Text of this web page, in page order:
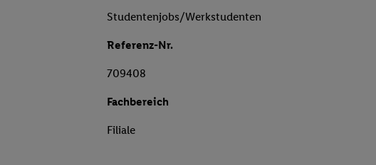
Studentenjobs/Werkstudenten
Referenz-Nr.
709408
Fachbereich
Filiale